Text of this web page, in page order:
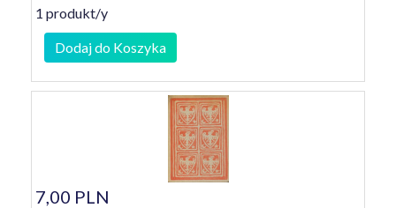
1 produkt/y
Dodaj do Koszyka
7,00 PLN